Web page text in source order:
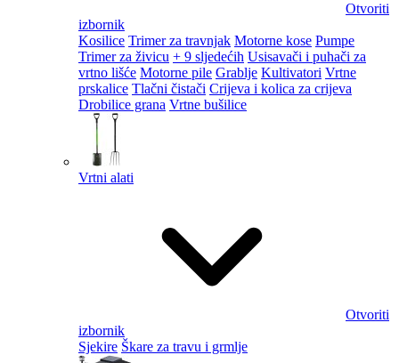
Otvoriti
izbornik
Kosilice Trimer za travnjak Motorne kose Pumpe
Trimer za živicu + 9 sljedećih Usisavači i puhači za
vrtno lišće Motorne pile Grablje Kultivatori Vrtne
prskalice Tlačni čistači Crijeva i kolica za crijeva
Drobilice grana Vrtne bušilice
Vrtni alati
Otvoriti
izbornik
Sjekire Škare za travu i grmlje